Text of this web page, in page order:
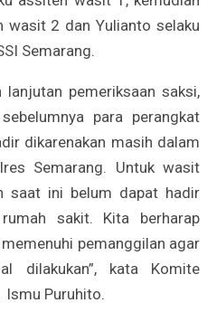
wasit 2 dan Yulianto selaku
Semarang.
lanjutan pemeriksaan saksi,
para perangkat
dikarenakan masih dalam
Semarang. Untuk wasit
saat ini belum dapat hadir
sakit. Kita berharap
pemanggilan agar
dilakukan”, kata Komite
Ismu Puruhito.